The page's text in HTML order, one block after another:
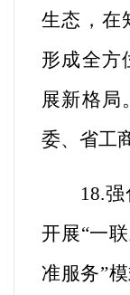
生态，在
形成全方
展新格局
委、省工
18.
开展“一
准服务”